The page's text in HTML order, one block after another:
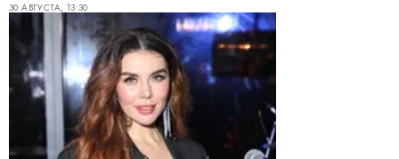
30 АВГУСТА, 13:30